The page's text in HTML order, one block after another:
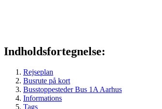
Indholdsfortegnelse:
Rejseplan
Busrute på kort
Busstoppesteder Bus 1A Aarhus
Informations
Tags